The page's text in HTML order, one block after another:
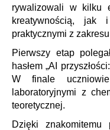
rywalizowali w kilku
kreatywnością, jak
praktycznymi z
Pierwszy etap
hasłem „AI
W finale
laboratoryjnymi z
teoretycznej.
Dzięki znakomitemu